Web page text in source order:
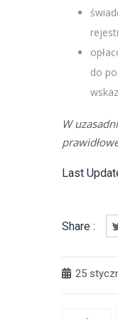
do
W
Last
Share :
25